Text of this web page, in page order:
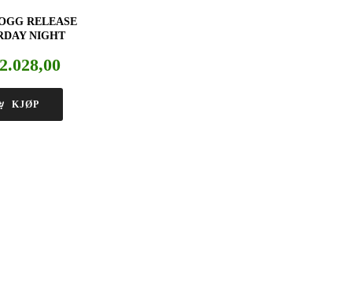
RELEASE
NIGHT
2.028,00
KJØP